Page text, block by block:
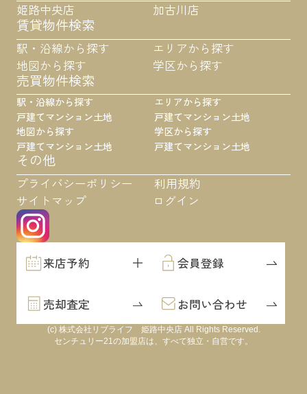
姫路中央店 加古川店
賃貸物件検索
駅・沿線から探す
エリアから探す
地図から探す
学区から探す
売買物件検索
駅・沿線から探す
戸建てマンション土地
地図から探す
戸建てマンション土地
エリアから探す
戸建てマンション土地
学区から探す
戸建てマンション土地
その他
プライバシーポリシー
利用規約
サイトマップ
ログイン
来店予約 会員登録
売却査定 お問い合わせ
(c) 株式会社リブライフ 姫路中央店 All Rights Reserved.
センチュリー21の加盟店は、すべて独立・自営です。